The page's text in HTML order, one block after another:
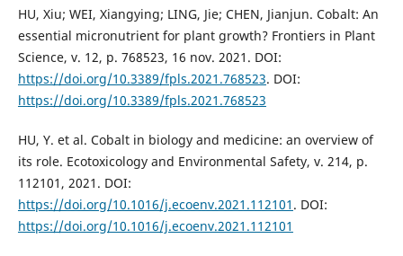
HU, Xiu; WEI, Xiangying; LING, Jie; CHEN, Jianjun. Cobalt: An
essential micronutrient for plant growth? Frontiers in Plant
Science, v. 12, p. 768523, 16 nov. 2021. DOI:
https://doi.org/10.3389/fpls.2021.768523. DOI:
https://doi.org/10.3389/fpls.2021.768523
HU, Y. et al. Cobalt in biology and medicine: an overview of
its role. Ecotoxicology and Environmental Safety, v. 214, p.
112101, 2021. DOI:
https://doi.org/10.1016/j.ecoenv.2021.112101 . DOI:
https://doi.org/10.1016/j.ecoenv.2021.112101